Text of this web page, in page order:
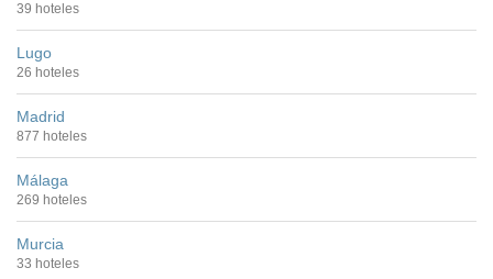
39 hoteles
Lugo
26 hoteles
Madrid
877 hoteles
Málaga
269 hoteles
Murcia
33 hoteles